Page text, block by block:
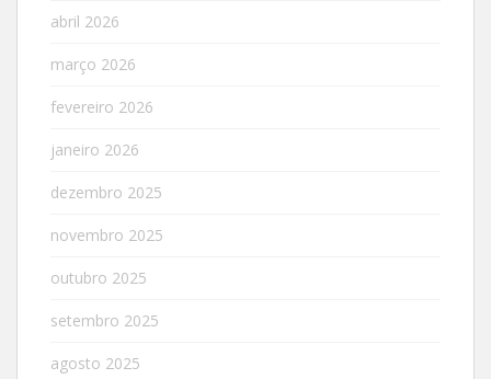
abril 2026
março 2026
fevereiro 2026
janeiro 2026
dezembro 2025
novembro 2025
outubro 2025
setembro 2025
agosto 2025